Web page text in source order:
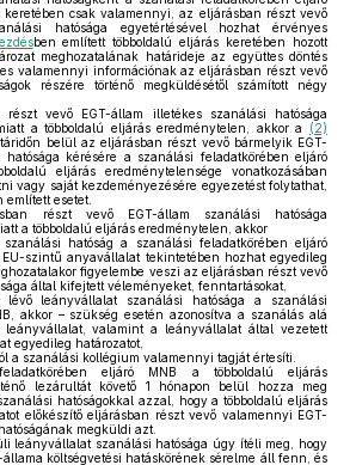
keretében csak valamennyi, az eljárásban részt vevő
hatósága egyetértésével hozhat érvényes
ben említett többoldalú eljárás keretében hozott
meghozatalának határideje az együttes döntés
valamennyi információnak az eljárásban részt vevő
részére történő megküldésétől számított négy
vevő EGT-állam illetékes szanálási hatósága
a többoldalú eljárás eredménytelen, akkor a (2)
belül az eljárásban részt vevő bármelyik EGT-
kérésére a szanálási feladatkörében eljáró
eljárás eredménytelensége vonatkozásában
vagy saját kezdeményezésére egyezetést folytathat,
említett esetet.
részt vevő EGT-állam szanálási hatósága
a többoldalú eljárás eredménytelen, akkor
hatóság a szanálási feladatkörében eljáró
szintű anyavállalat tekintetében hozhat egyedileg
figyelembe veszi az eljárásban részt vevő
által kifejtett véleményeket, fenntartásokat,
leányvállalat szanálási hatósága a szanálási
akkor – szükség esetén azonosítva a szanálás alá
leányvállalat, valamint a leányvállalat által vezetett
egyedileg határozatot,
a szanálási kollégium valamennyi tagját értesíti.
eljáró MNB a többoldalú eljárás
lezárultát követő 1 hónapon belül hozza meg
hatóságokkal azzal, hogy a többoldalú eljárás
előkészítő eljárásban részt vevő valamennyi EGT-
megküldi azt.
leányvállalat szanálási hatósága úgy ítéli meg, hogy
költségvetési hatáskörének sérelme áll fenn, és